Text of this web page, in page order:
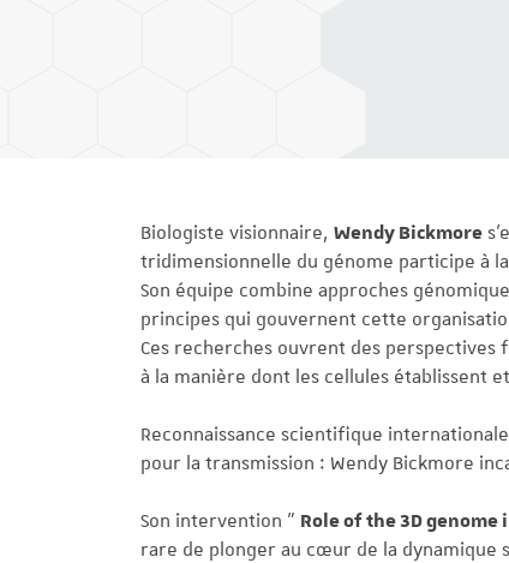
Biologiste visionnaire, Wendy Bickmore
tridimensionnelle du génome participe à
Son équipe combine approches
principes qui gouvernent cette
Ces recherches ouvrent des perspectives
à la manière dont les cellules établissent
Reconnaissance scientifique
pour la transmission : Wendy Bickmore
Son intervention " Role of the 3D
rare de plonger au cœur de la dynamique